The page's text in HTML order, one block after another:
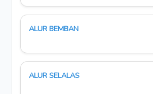
ALUR BEMBAN
ALUR SELALAS